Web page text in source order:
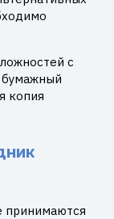
с
копия
принимаются